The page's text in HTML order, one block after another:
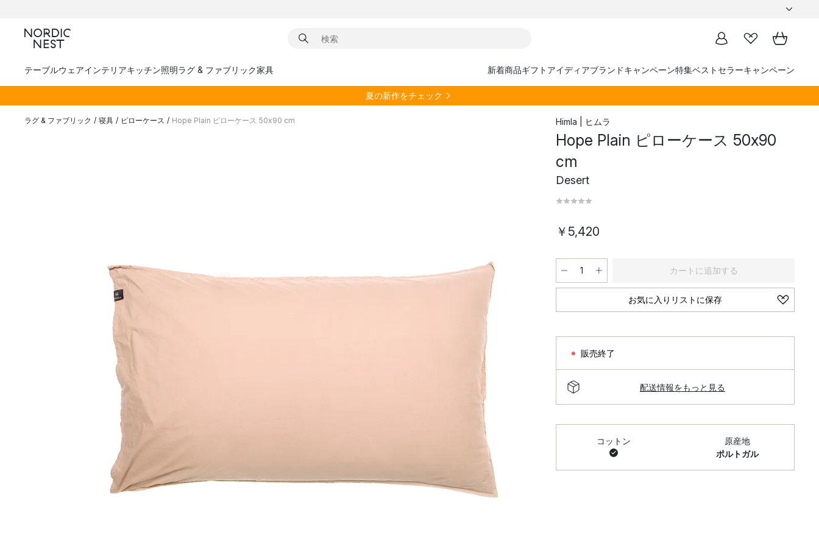
テーブルウェアインテリアキッチン照明ラグ & ファブリック家具 新着商品ギフトアイディアブランドキャンペーン特集ベストセラーキャンペーン
夏の新作をチェック
ラグ & ファブリック / 寝具 / ピローケース / Hope Plain ピローケース 50x90 cm Himla | ヒムラ
Hope Plain ピローケース 50x90
cm
Desert
￥5,420
カートに追加する
お気に入りリストに保存
販売終了
配送情報をもっと見る
コットン
原産地
ポルトガル